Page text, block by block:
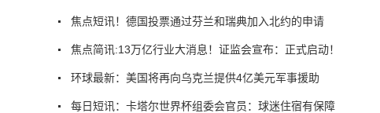
焦点短讯！德国投票通过芬兰和瑞典加入北约的申请
焦点简讯:13万亿行业大消息！证监会宣布：正式启动！
环球最新：美国将再向乌克兰提供4亿美元军事援助
每日短讯：卡塔尔世界杯组委会官员：球迷住宿有保障